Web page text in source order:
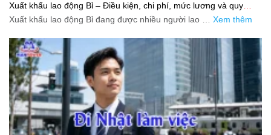
Xuất khẩu lao động Bỉ – Điều kiện, chi phí, mức lương và quy
trình chuẩn cho người lao động
Xuất khẩu lao động Bỉ đang được nhiều người lao … Xem thêm